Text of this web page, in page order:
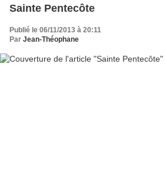
Sainte Pentecôte
Publié le 06/11/2013 à 20:11
Par Jean-Théophane